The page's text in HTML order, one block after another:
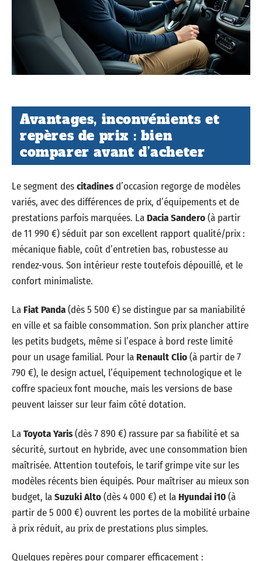
Avantages, inconvénients et
repères de prix : bien
comparer avant d’acheter
Le segment descitadinesd’occasion regorge de modèles
variés, avec des différences de prix, d’équipements et de
prestations parfois marquées. La Dacia Sandero(à partir
de 11 990 €) séduit par son excellent rapport qualité/prix :
mécanique fiable, coût d’entretien bas, robustesse au
rendez-vous. Son intérieur reste toutefois dépouillé, et le
confort minimaliste.
La Fiat Panda(dès 5 500 €) se distingue par sa maniabilité
en ville et sa faible consommation. Son prix plancher attire
les petits budgets, même si l’espace à bord reste limité
pour un usage familial. Pour la Renault Clio(à partir de 7
790 €), le design actuel, l’équipement technologique et le
coffre spacieux font mouche, mais les versions de base
peuvent laisser sur leur faim côté dotation.
LaToyota Yaris(dès 7 890 €) rassure par sa fiabilité et sa
sécurité, surtout en hybride, avec une consommation bien
maîtrisée. Attention toutefois, le tarif grimpe vite sur les
modèles récents bien équipés. Pour maîtriser au mieux son
budget, laSuzuki Alto(dès 4 000 €) et la Hyundai i10(à
partir de 5 000 €) ouvrent les portes de la mobilité urbaine
à prix réduit, au prix de prestations plus simples.
Quelques repères pour comparer efficacement :